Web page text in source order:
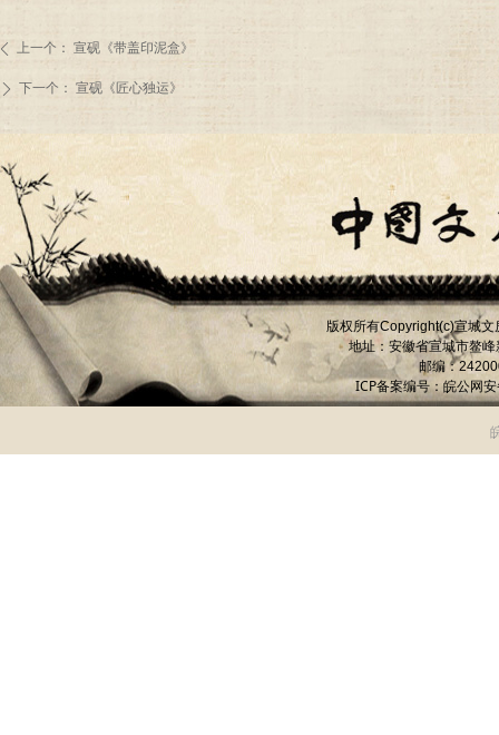
上一个： 宣砚《带盖印泥盒》
ꄲ 下一个： 宣砚《匠心独运》
版权所有Copyright(c)宣城文
地址：安徽省宣城市鳌峰
邮编：
ICP备案编号： 皖公网